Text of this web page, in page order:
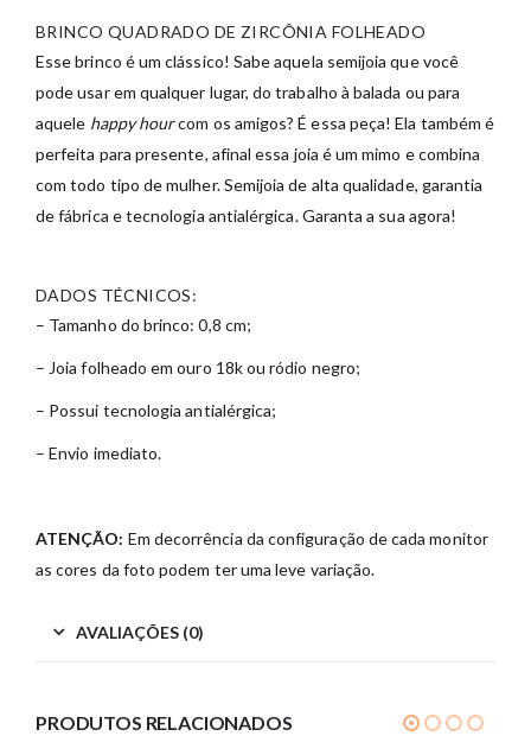
BRINCO QUADRADO DE ZIRCÔNIA FOLHEADO
Esse brinco é um clássico! Sabe aquela semijoia que você
pode usar em qualquer lugar, do trabalho à balada ou para
aquele happy hourcom os amigos? É essa peça! Ela também é
perfeita para presente, afinal essa joia é um mimo e combina
com todo tipo de mulher. Semijoia de alta qualidade, garantia
de fábrica e tecnologia antialérgica. Garanta a sua agora!
DADOS TÉCNICOS:
– Tamanho do brinco: 0,8 cm;
– Joia folheado em ouro 18k ou ródio negro;
– Possui tecnologia antialérgica;
– Envio imediato.
ATENÇÃO: Em decorrência da configuração de cada monitor
as cores da foto podem ter uma leve variação.
AVALIAÇÕES (0)
PRODUTOS RELACIONADOS